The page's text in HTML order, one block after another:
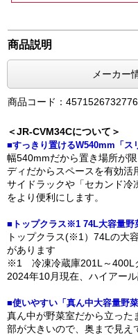
商品説明
メーカー
商品コード：4571526732776
＜JR-CVM34Cについて＞
■すっきり置けるW540mm「ス
幅540mmだから置き場所が
ディだからスペースを有効活
サイドラックや「セカンド冷
をより便利にします。
■トップクラス※1 74L大容量野
トップクラス(※1）74Lの大
があります
※1 冷凍冷蔵庫201L～400L
2024年10月現在、ハイアール
■使いやすい「真ん中大容量野菜
真ん中が野菜室だから立った
部が大きいので、奥まで見え